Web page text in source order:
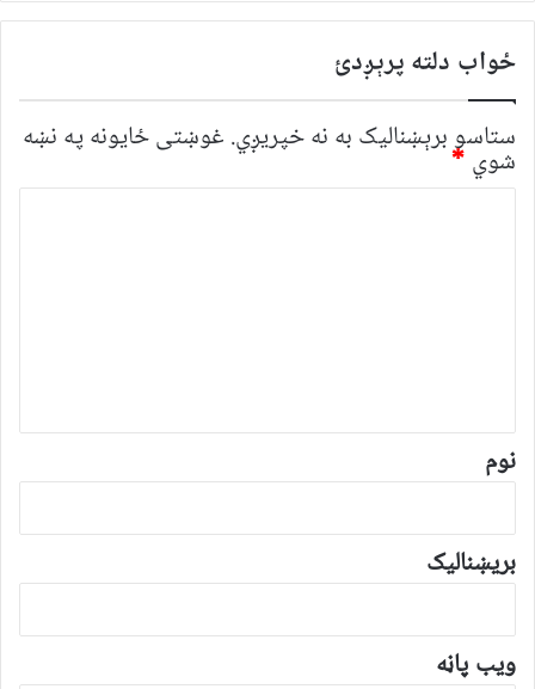
ځواب دلته پرېږدئ
ستاسو برېښناليک به نه خپريږي. غوښتى ځایونه په نښه
شوي *
*
نوم
بریښنالیک
ویب پاڼه